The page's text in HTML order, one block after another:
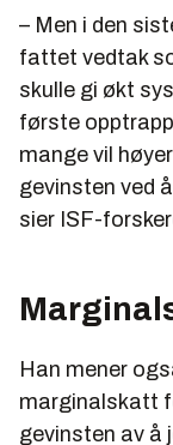
– Men i den
fattet vedtak
skulle gi økt
første
mange vil
gevinsten ved
sier ISF-
Han mener
marginalskatt
gevinsten av å